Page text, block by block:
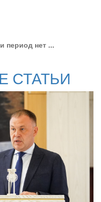
период нет ...
СТАТЬИ